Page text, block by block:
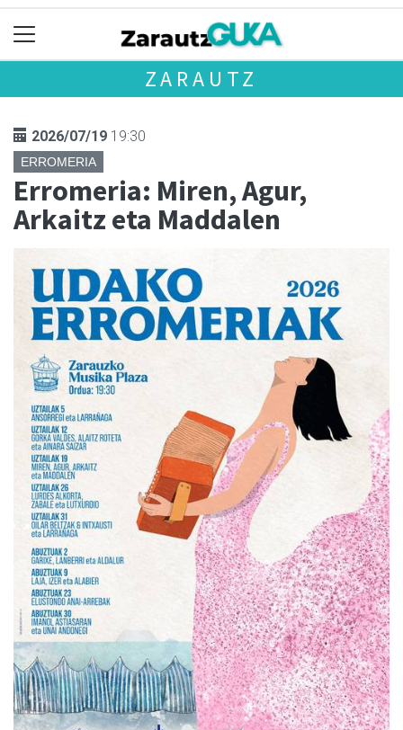
ZARAUTZ
2026/07/19 19:30
ERROMERIA
Erromeria: Miren, Agur,
Arkaitz eta Maddalen